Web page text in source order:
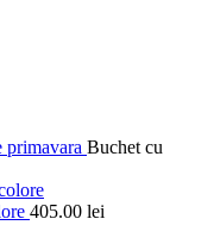
primavara Buchet cu
405.00 lei